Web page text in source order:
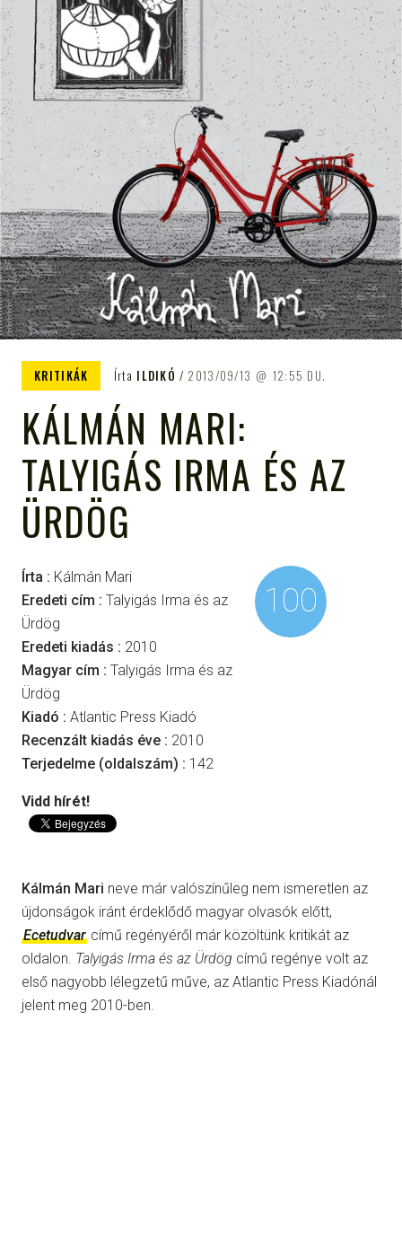
KRITIKÁK Írta ILDIKÓ 2013/09/13 12:55 DU.
KÁLMÁN MARI:
TALYIGÁS IRMA ÉS AZ
ÜRDÖG
Írta : Kálmán Mari
Eredeti cím : Talyigás Irma és az
Ürdög
Eredeti kiadás : 2010
Magyar cím : Talyigás Irma és az
Ürdög
Kiadó : Atlantic Press Kiadó
Recenzált kiadás éve : 2010
Terjedelme (oldalszám) : 142
100
Vidd hírét!
Kálmán Mari neve már valószínűleg nem ismeretlen az
újdonságok iránt érdeklődő magyar olvasók előtt,
Ecetudvar című regényéről már közöltünk kritikát az
oldalon. Talyigás Irma és az Ürdög című regénye volt az
első nagyobb lélegzetű műve, az Atlantic Press Kiadónál
jelent meg 2010-ben.